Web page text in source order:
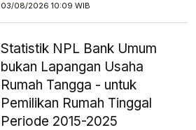
03/08/2026 10:09 WIB
Statistik NPL Bank Umum
bukan Lapangan Usaha
Rumah Tangga - untuk
Pemilikan Rumah Tinggal
Periode 2015-2025